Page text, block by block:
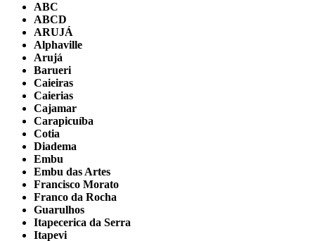
ABC
ABCD
ARUJÁ
Alphaville
Arujá
Barueri
Caieiras
Caierias
Cajamar
Carapicuíba
Cotia
Diadema
Embu
Embu das Artes
Francisco Morato
Franco da Rocha
Guarulhos
Itapecerica da Serra
Itapevi